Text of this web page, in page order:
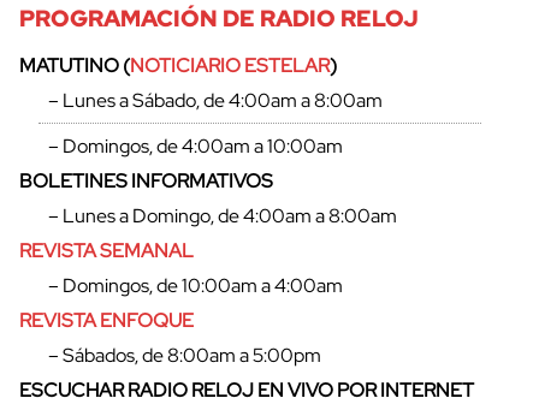
PROGRAMACIÓN DE RADIO RELOJ
MATUTINO (NOTICIARIO ESTELAR)
– Lunes a Sábado, de 4:00am a 8:00am
– Domingos, de 4:00am a 10:00am
BOLETINES INFORMATIVOS
– Lunes a Domingo, de 4:00am a 8:00am
REVISTA SEMANAL
– Domingos, de 10:00am a 4:00am
REVISTA ENFOQUE
– Sábados, de 8:00am a 5:00pm
ESCUCHAR RADIO RELOJ EN VIVO POR INTERNET